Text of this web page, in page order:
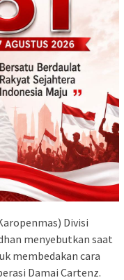
Divisi
menyebutkan saat
membedakan cara
Damai Cartenz.